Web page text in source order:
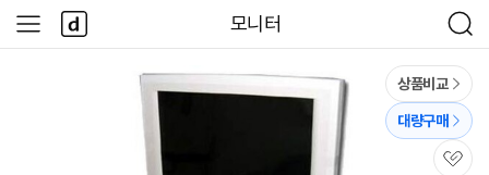
모니터
검
색
사
이
다
나
와
상품비교
대량구매